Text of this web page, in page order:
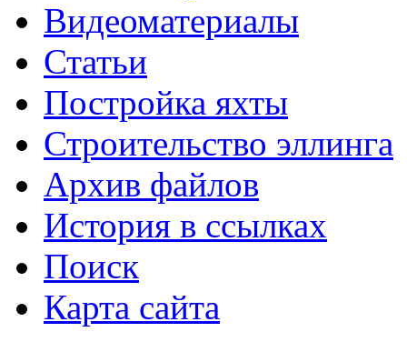
Видеоматериалы
Статьи
Постройка яхты
Строительство эллинга
Архив файлов
История в ссылках
Поиск
Карта сайта